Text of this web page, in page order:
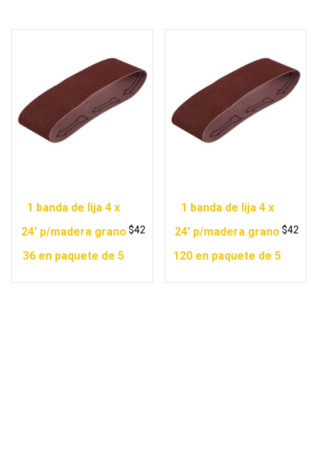
1 banda de lija 4 x
24′ p/madera grano
36 en paquete de 5
$42
1 banda de lija 4 x
24′ p/madera grano
120 en paquete de 5
$42